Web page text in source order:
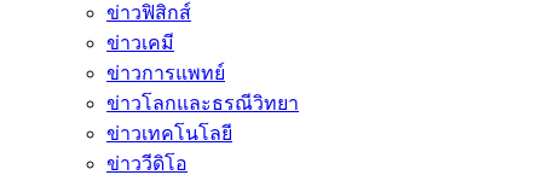
ข่าวฟิสิกส์
ข่าวเคมี
ข่าวการแพทย์
ข่าวโลกและธรณีวิทยา
ข่าวเทคโนโลยี
ข่าววีดิโอ